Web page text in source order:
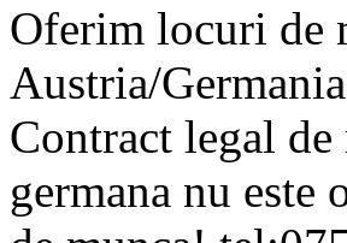
Oferim locuri de
Austria/
Contract legal de
germana nu